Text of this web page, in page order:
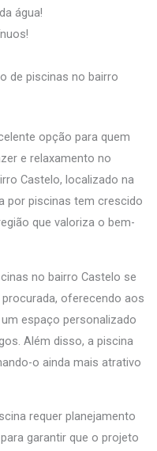
água!
de piscinas no bairro
opção para quem
e relaxamento no
Castelo, localizado na
por piscinas tem crescido
que valoriza o bem-
no bairro Castelo se
oferecendo aos
espaço personalizado
Além disso, a piscina
o ainda mais atrativo
requer planejamento
garantir que o projeto